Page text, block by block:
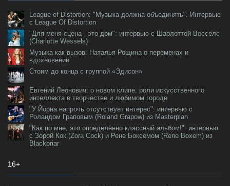
League of Distortion: "Музыка должна объединять". Интервью
с League Of Distortion
"Для меня сцена - это дом": интервью с Шарлоттой Весселс
(Charlotte Wessels)
Музыка как вызов: Наталья Рощина о переменах и
вдохновении
Стоим до конца с группой «Эдисон»
Евгений Леонович: о новом клипе, роли искусственного
интеллекта в творчестве и любимом городе
"У Йорна напрочь отсутствует интерес": интервью с
Роландом Граповым (Roland Grapow) из Masterplan
"Как по мне, это определённо классный альбом!": интервью
с Зорой Кок (Zora Cock) и Рене Боксемом (Rene Boxem) из
Blackbriar
16+